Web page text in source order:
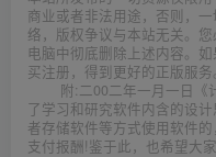
商业或者非法用途，否则，
络，版权争议与本站无关。
电脑中彻底删除上述内容。
买注册，得到更好的正版服务。
附:二00二年一月一日《
了学习和研究软件内含的设
者存储软件等方式使用软件
支付报酬!鉴于此，也希望大